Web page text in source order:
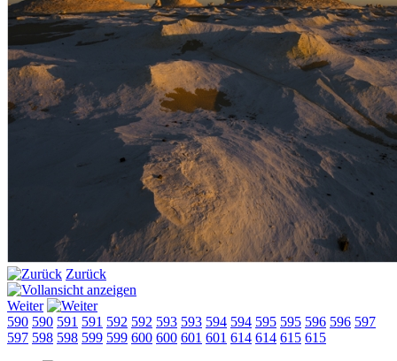
Zurück
Weiter
590 590 591 591 592 592 593 593 594 594 595 595 596 596 597
597 598 598 599 599 600 600 601 601 614 614 615 615